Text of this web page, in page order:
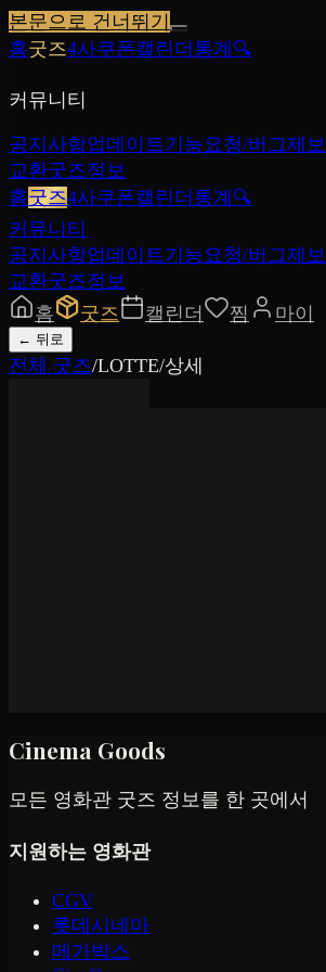
본문으로 건너뛰기
홈굿즈4사쿠폰캘린더 통계 🔍
커뮤니티
공지사항업데이트기능요청/버그제보
교환굿즈정보
홈굿즈4사쿠폰캘린더 통계 🔍
커뮤니티
공지사항업데이트기능요청/버그제보
교환굿즈정보
홈
굿즈 캘린더 찜 마이
← 뒤로
전체 굿즈/LOTTE/상세
Cinema Goods
모든 영화관 굿즈 정보를 한 곳에서
지원하는 영화관
CGV
롯데시네마
메가박스